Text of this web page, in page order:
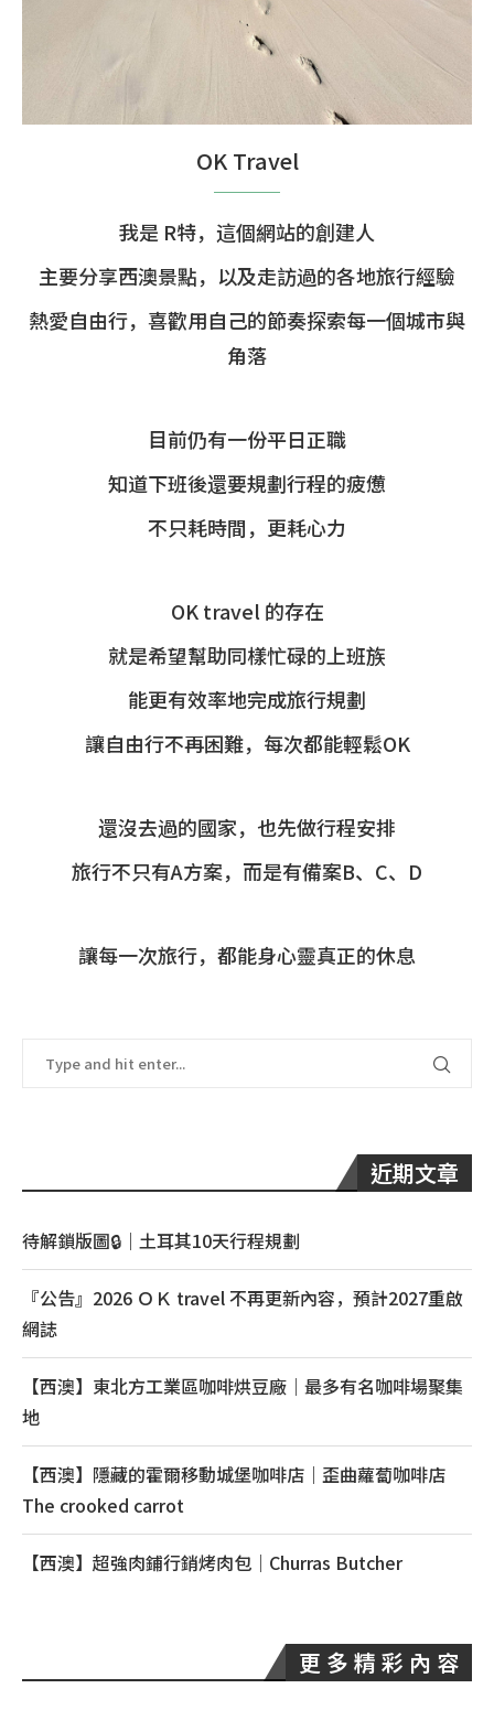
OK Travel
我是 R特，這個網站的創建人
主要分享西澳景點，以及走訪過的各地旅行經驗
熱愛自由行，喜歡用自己的節奏探索每一個城市與
角落
目前仍有一份平日正職
知道下班後還要規劃行程的疲憊
不只耗時間，更耗心力
OK travel 的存在
就是希望幫助同樣忙碌的上班族
能更有效率地完成旅行規劃
讓自由行不再困難，每次都能輕鬆OK
還沒去過的國家，也先做行程安排
旅行不只有A方案，而是有備案B、C、D
讓每一次旅行，都能身心靈真正的休息
近期文章
待解鎖版圖🔒｜土耳其10天行程規劃
『公告』2026 ＯＫ travel 不再更新內容，預計2027重啟
網誌
【西澳】東北方工業區咖啡烘豆廠｜最多有名咖啡場聚集
地
【西澳】隱藏的霍爾移動城堡咖啡店｜歪曲蘿蔔咖啡店
The crooked carrot
【西澳】超強肉鋪行銷烤肉包｜Churras Butcher
更 多 精 彩 內 容